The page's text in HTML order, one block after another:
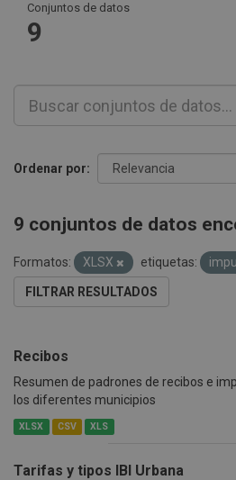
Conjuntos de datos
9
Ordenar por
9 conjuntos de datos
Formatos: XLSX etiquetas:
FILTRAR RESULTADOS
Recibos
Resumen de padrones de recibos e
los diferentes municipios
XLSX CSV XLS
Tarifas y tipos IBI Urbana